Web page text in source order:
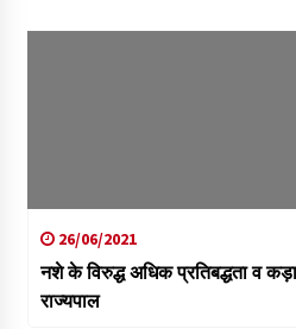
26/06/2021
नशे के विरुद्ध अधिक प्रतिबद्धता व
राज्यपाल